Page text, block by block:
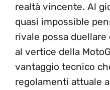
realtà vincente. Al
quasi impossible
rivale possa
al vertice della
vantaggio tecnico
regolamenti attuale